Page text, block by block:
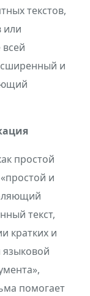
текстов,
или
и
простой
и
текст,
кратких и
помогает